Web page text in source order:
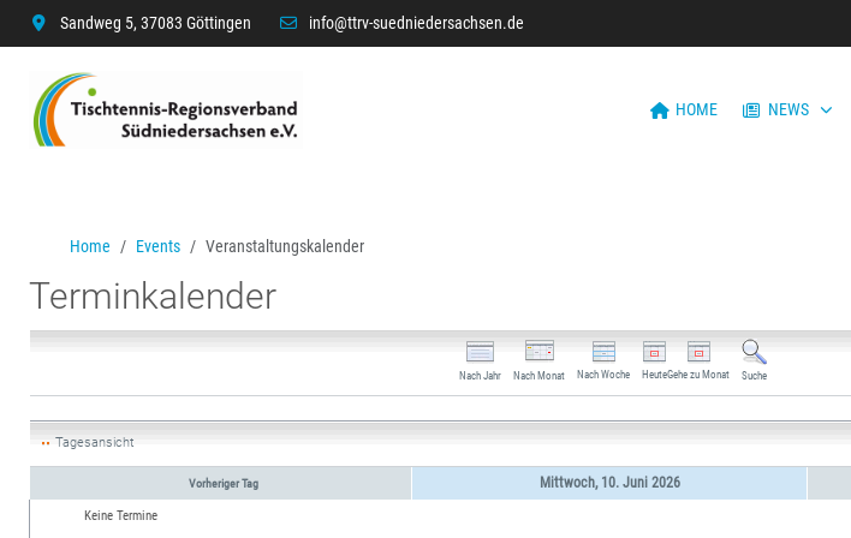
Sandweg 5, 37083 Göttingen info@ttrv-suedniedersachsen.de
HOME NEWS
Home Events Veranstaltungskalender
Terminkalender
Nach Jahr Nach Monat Nach Woche HeuteGehe zu Monat Suche
Tagesansicht
Vorheriger Tag Mittwoch, 10. Juni 2026
Keine Termine